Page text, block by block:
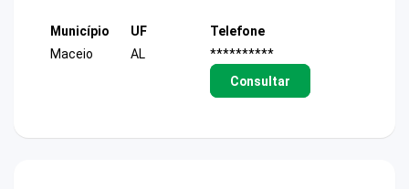
Município
Maceio
UF
AL
Telefone
**********
Consultar